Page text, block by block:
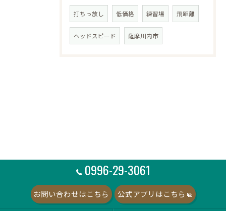
打ちっ放し 低価格 練習場 飛距離
ヘッドスピード 薩摩川内市
0996-29-3061
お問い合わせはこちら 公式アプリはこちら